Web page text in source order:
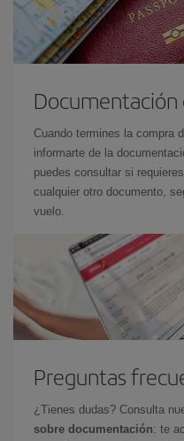
Cuando termines la compra
informarte de la
puedes consultar si
cualquier otro documento,
vuelo.
Preguntas
¿Tienes dudas? Consulta
sobre documentación: te